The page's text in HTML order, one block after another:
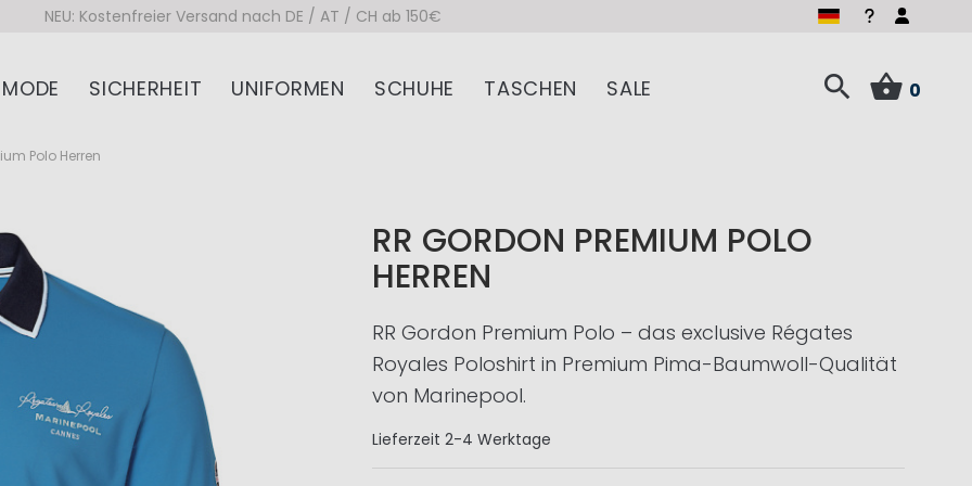
NEU: Kostenfreier Versand nach DE / AT / CH ab 150€
MODE SICHERHEIT UNIFORMEN SCHUHE TASCHEN SALE 0
Polo Herren
RR GORDON PREMIUM POLO
HERREN
RR Gordon Premium Polo – das exclusive Régates
Royales Poloshirt in Premium Pima-Baumwoll-Qualität
von Marinepool.
Lieferzeit 2-4 Werktage